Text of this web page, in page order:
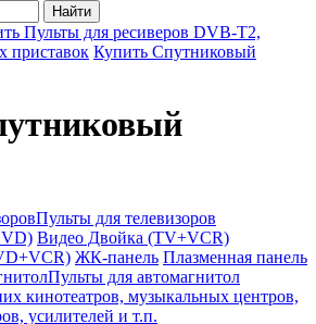
Найти
Пульты для ресиверов DVB-T2,
приставок Купить Спутниковый
Пульты для телевизоров
Видео Двойка (TV+VCR)
ЖК-панель Плазменная панель
Пульты для автомагнитол